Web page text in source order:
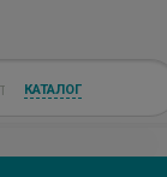
КАТАЛОГ